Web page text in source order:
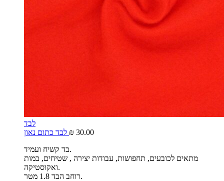
לבד
₪ 30.00
בד קשיח ועמיד.
מתאים לכובעים, תחפושות, עבודות יצירה , שטיחים, במות
ואקוסטיקה.
רוחב הבד 1.8 מטר.